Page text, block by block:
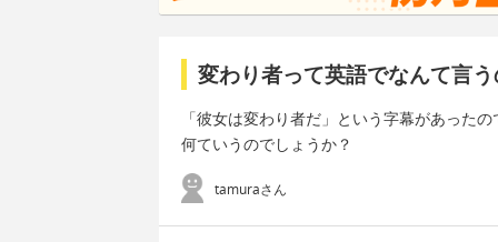
変わり者って英語でなんて言う
「彼女は変わり者だ」という字幕があった
何ていうのでしょうか？
tamuraさん